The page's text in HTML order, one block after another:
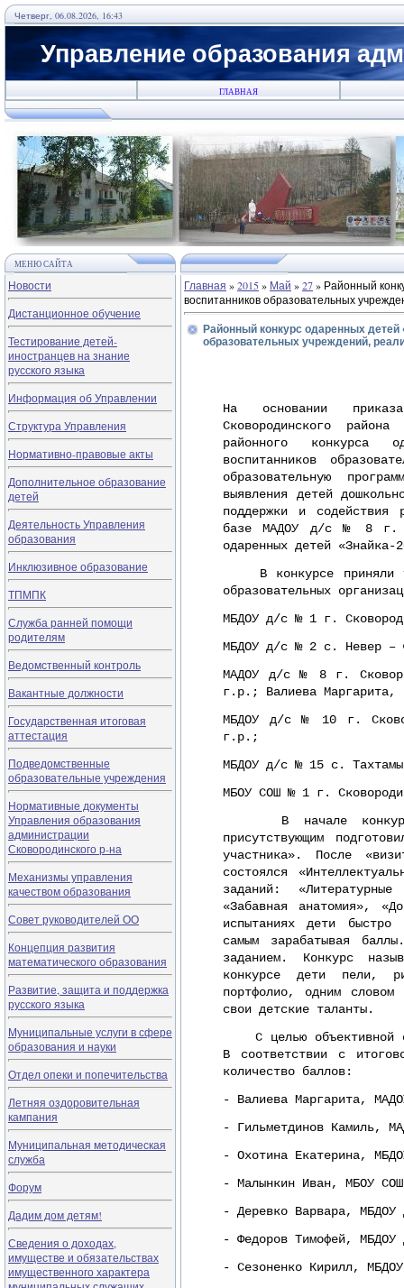
Четверг, 06.08.2026, 16:43
Управление образования
ГЛАВНАЯ
МЕНЮ САЙТА
Новости
Дистанционное обучение
Тестирование детей-
иностранцев на знание
русского языка
Информация об Управлении
Структура Управления
Нормативно-правовые акты
Дополнительное образование
детей
Деятельность Управления
образования
Инклюзивное образование
ТПМПК
Служба ранней помощи
родителям
Ведомственный контроль
Вакантные должности
Государственная итоговая
аттестация
Подведомственные
образовательные учреждения
Нормативные документы
Управления образования
администрации
Сковородинского р-на
Механизмы управления
качеством образования
Совет руководителей ОО
Концепция развития
математического образования
Развитие, защита и поддержка
русского языка
Муниципальные услуги в сфере
образования и науки
Отдел опеки и попечительства
Летняя оздоровительная
кампания
Муниципальная методическая
служба
Форум
Дадим дом детям!
Сведения о доходах,
имуществе и обязательствах
имущественного характера
Главная »2015» Май »27» Районный
воспитанников образовательных
Районный конкурс одаренных детей
образовательных учреждений,
На основании
Сковородинского
районного конкурса
воспитанников
образовательную
выявления детей
поддержки и содействия
базе МАДОУ д/с № 8 г.
одаренных детей «Знайка-
В конкурсе приняли
образовательных
МБДОУ д/с № 1 г.
МБДОУ д/с № 2 с. Невер –
МАДОУ д/с № 8 г.
г.р.; Валиева
МБДОУ д/с № 10 г.
г.р.;
МБДОУ д/с № 15 с.
МБОУ СОШ № 1 г.
В начале конкурса
присутствующим
участника». После
состоялся
заданий:
«Забавная анатомия»,
испытаниях дети
самым зарабатывая
заданием. Конкурс
конкурсе дети пели,
портфолио, одним
свои детские таланты.
С целью объективной
В соответствии с
количество баллов:
- Валиева Маргарита,
- Гильметдинов Камиль,
- Охотина Екатерина,
- Малынкин Иван, МБОУ
- Деревко Варвара,
- Федоров Тимофей,
- Сезоненко Кирилл,